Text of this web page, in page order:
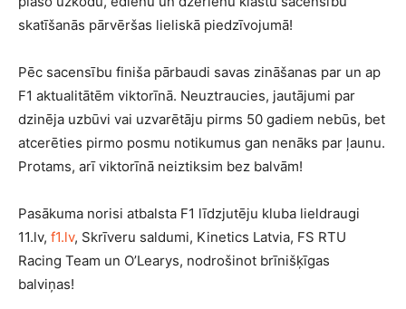
skatīšanās pārvēršas lieliskā piedzīvojumā!
Pēc sacensību finiša pārbaudi savas zināšanas par un ap
F1 aktualitātēm viktorīnā. Neuztraucies, jautājumi par
dzinēja uzbūvi vai uzvarētāju pirms 50 gadiem nebūs, bet
atcerēties pirmo posmu notikumus gan nenāks par ļaunu.
Protams, arī viktorīnā neiztiksim bez balvām!
Pasākuma norisi atbalsta F1 līdzjutēju kluba lieldraugi
11.lv, f1.lv, Skrīveru saldumi, Kinetics Latvia, FS RTU
Racing Team un O’Learys, nodrošinot brīnišķīgas
balviņas!